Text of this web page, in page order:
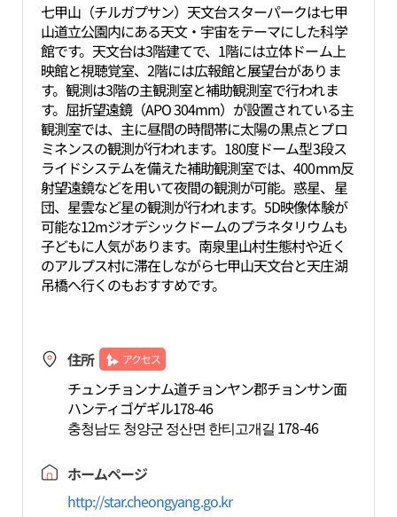
七甲山（チルガプサン）天文台スターパークは七甲
山道立公園内にある天文・宇宙をテーマにした科学
館です。天文台は3階建てで、1階には立体ドーム上
映館と視聴覚室、2階には広報館と展望台がありま
す。観測は3階の主観測室と補助観測室で行われま
す。屈折望遠鏡（APO 304mm）が設置されている主
観測室では、主に昼間の時間帯に太陽の黒点とプロ
ミネンスの観測が行われます。180度ドーム型3段ス
ライドシステムを備えた補助観測室では、400mm反
射望遠鏡などを用いて夜間の観測が可能。惑星、星
団、星雲など星の観測が行われます。5D映像体験が
可能な12mジオデシックドームのプラネタリウムも
子どもに人気があります。南泉里山村生態村や近く
のアルプス村に滞在しながら七甲山天文台と天庄湖
吊橋へ行くのもおすすめです。
住所 アクセス
チュンチョンナム道チョンヤン郡チョンサン面
ハンティゴゲギル178-46
충청남도 청양군 정산면 한티고개길 178-46
ホームページ
http://star.cheongyang.go.kr